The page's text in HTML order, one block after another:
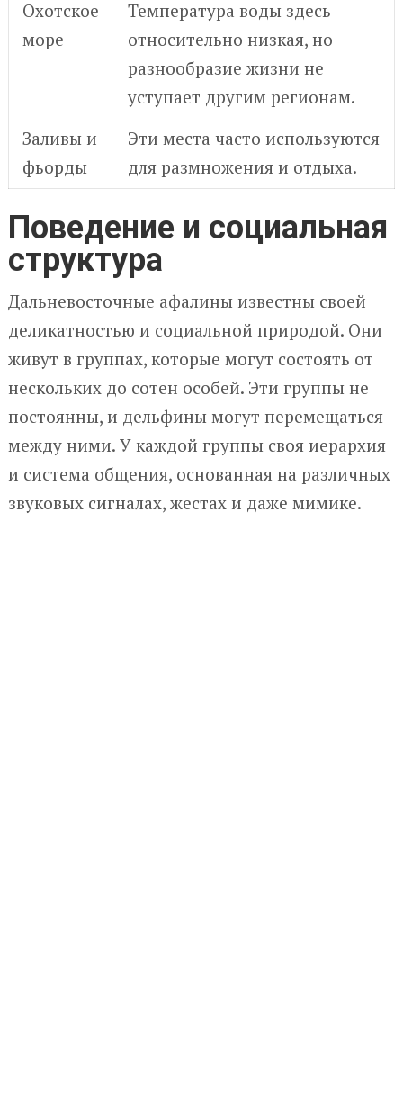
Охотское
море
Температура воды здесь
относительно низкая, но
разнообразие жизни не
уступает другим регионам.
Заливы и
фьорды
Эти места часто используются
для размножения и отдыха.
Поведение и социальная
структура
Дальневосточные афалины известны своей
деликатностью и социальной природой. Они
живут в группах, которые могут состоять от
нескольких до сотен особей. Эти группы не
постоянны, и дельфины могут перемещаться
между ними. У каждой группы своя иерархия
и система общения, основанная на различных
звуковых сигналах, жестах и даже мимике.